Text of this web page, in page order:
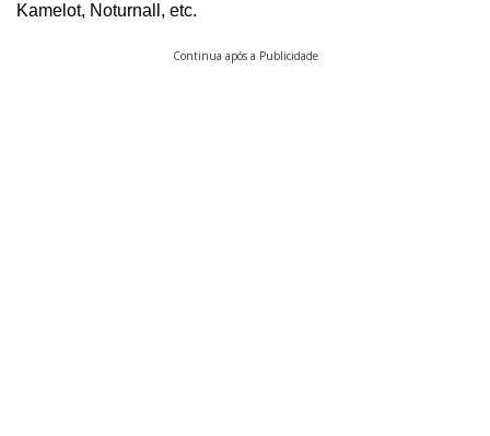
Kamelot, Noturnall, etc.
Continua após a Publicidade